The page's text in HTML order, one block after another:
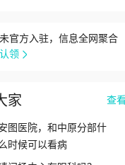
官方入驻，信息全网聚合
领
家 查
图医院，和中原分部什
时候可以看病